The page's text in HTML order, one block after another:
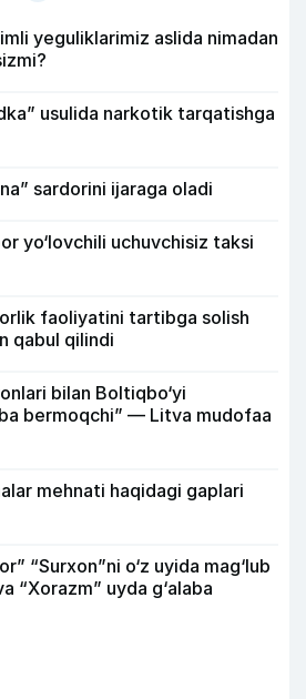
yeguliklarimiz aslida nimadan
usulida narkotik tarqatishga
sardorini ijaraga oladi
yo‘lovchili uchuvchisiz taksi
faoliyatini tartibga solish
qabul qilindi
bilan Boltiqbo‘yi
bermoqchi” — Litva mudofaa
mehnati haqidagi gaplari
“Surxon”ni o‘z uyida mag‘lub
“Xorazm” uyda g‘alaba